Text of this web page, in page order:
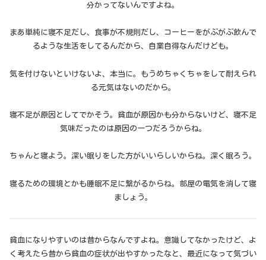
分かってないんですよね。
まあ単純に寝不足だし、食事が不規則だし、コーヒーをがぶがぶ飲んで
るような生活をしてるんだから、自業自得なんだけども。
気を付けないといけないよ、本当に。もうめちゃくちゃをして耐えられ
る元気はないのだから。
寝不足が原因としてでかそう。貧血が原因かも分からないけど、寝不足
気味だったのは原因の一つだろうからね。
ちゃんと寝よう。深い眠りをした方がいいらしいからね。深く眠ろう。
寝るための環境とかも睡眠不足に繋がるからね。部屋の電気を消して寝
ましょう。
貧血になりやすいのは昔からなんですよね。意識してなかったけど、よ
く考えたら昔から貧血の症状が出やすかったなと、最近になって気づい